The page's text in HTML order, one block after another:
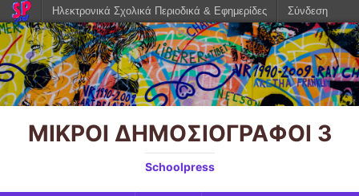
ΜΙΚΡΟΙ ΔΗΜΟΣΙΟΓΡΑΦΟΙ 3
Schoolpress
Ηλεκτρονικά Σχολικά Περιοδικά & Εφημερίδες Σύνδεση